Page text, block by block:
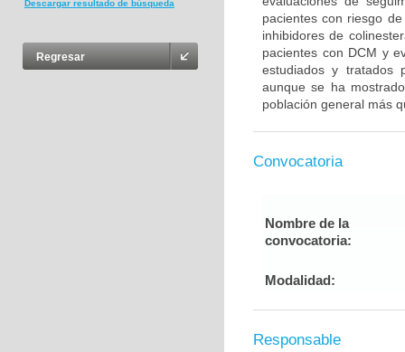
Descargar resultado de búsqueda
Regresar
pacientes con riesgo
inhibidores de
pacientes con DCM y
estudiados y tratados
aunque se ha
población general más
Convocatoria
Nombre de la
convocatoria:
Modalidad:
Responsable